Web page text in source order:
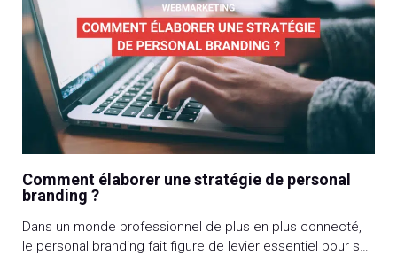
Comment élaborer une stratégie de personal
branding ?
Dans un monde professionnel de plus en plus connecté,
le personal branding fait figure de levier essentiel pour se